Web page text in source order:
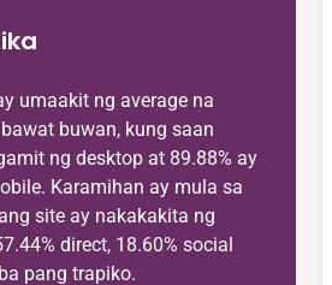
umaakit ng average na
buwan, kung saan
ng desktop at 89.88% ay
Karamihan ay mula sa
site ay nakakakita ng
direct, 18.60% social
pang trapiko.